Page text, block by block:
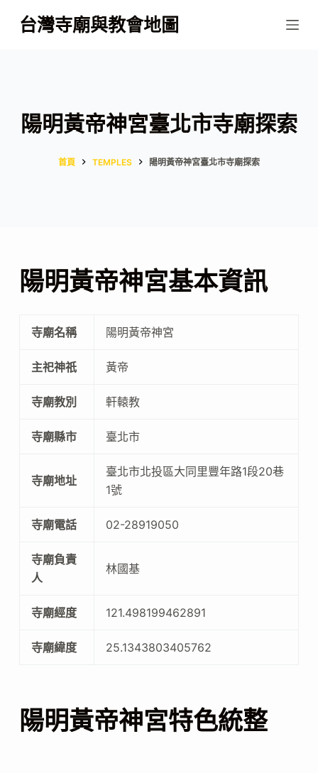
跳
至
台灣寺廟與教會地圖
陽明黃帝神宮臺北市寺廟探索
首頁 TEMPLES 陽明黃帝神宮臺北市寺廟探索
陽明黃帝神宮基本資訊
寺廟名稱 陽明黃帝神宮
主祀神祇 黃帝
寺廟教別 軒轅教
寺廟縣市 臺北市
寺廟地址
臺北市北投區大同里豐年路1段20巷
1號
寺廟電話 02-28919050
寺廟負責
人
林國基
寺廟經度 121.498199462891
寺廟緯度 25.1343803405762
陽明黃帝神宮特色統整